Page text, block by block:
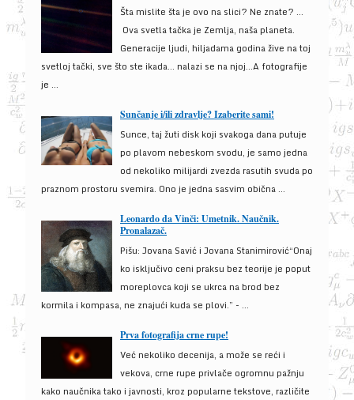
Šta mislite šta je ovo na slici? Ne znate? …
Ova svetla tačka je Zemlja, naša planeta.
Generacije ljudi, hiljadama godina žive na toj
svetloj tački, sve što ste ikada… nalazi se na njoj…A fotografije
je ...
Sunčanje i/ili zdravlje? Izaberite sami!
Sunce, taj žuti disk koji svakoga dana putuje
po plavom nebeskom svodu, je samo jedna
od nekoliko milijardi zvezda rasutih svuda po
praznom prostoru svemira. Ono je jedna sasvim obična ...
Leonardo da Vinči: Umetnik. Naučnik.
Pronalazač.
Pišu: Jovana Savić i Jovana Stanimirović“Onaj
ko isključivo ceni praksu bez teorije je poput
moreplovca koji se ukrca na brod bez
kormila i kompasa, ne znajući kuda se plovi.” - ...
Prva fotografija crne rupe!
Već nekoliko decenija, a može se reći i
vekova, crne rupe privlače ogromnu pažnju
kako naučnika tako i javnosti, kroz popularne tekstove, različite